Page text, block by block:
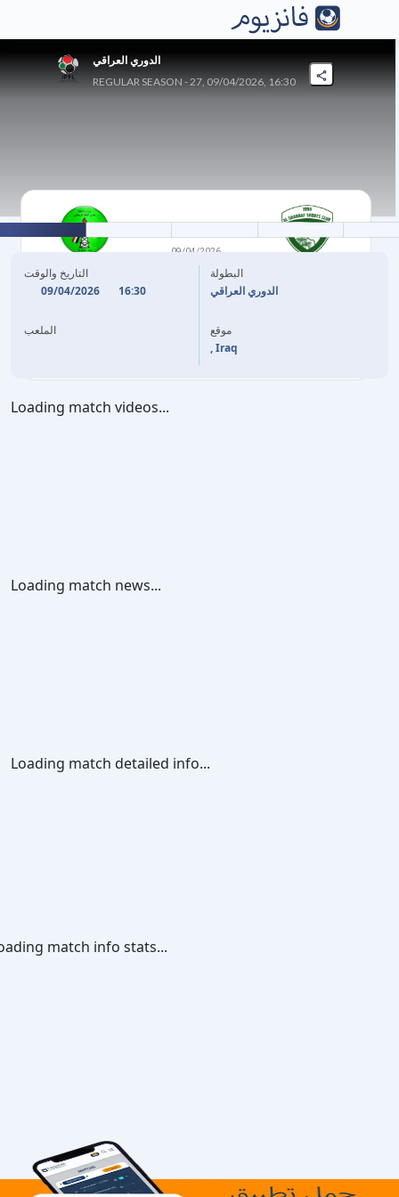
الدوري العراقي
REGULAR SEASON - 27, 09/04/2026, 16:30
النفط الرياضي
09/04/2026
التاريخ والوقت
09/04/2026
16:30
الملعب
البطولة
الدوري العراقي
موقع
, Iraq
Loading match videos...
Loading match news...
Loading match detailed info...
match info stats...